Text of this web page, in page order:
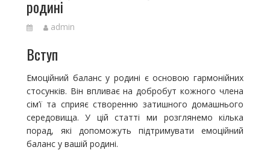
родині
admin
Вступ
Емоційний баланс у родині є основою гармонійних
стосунків. Він впливає на добробут кожного члена
сім’ї та сприяє створенню затишного домашнього
середовища. У цій статті ми розглянемо кілька
порад, які допоможуть підтримувати емоційний
баланс у вашій родині.